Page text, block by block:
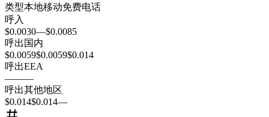
类型本地移动免费电话
呼入
$0.0030—$0.0085
呼出 国内
$0.0059$0.0059$0.014
呼出EEA
———
呼出其他地区
$0.014$0.014—